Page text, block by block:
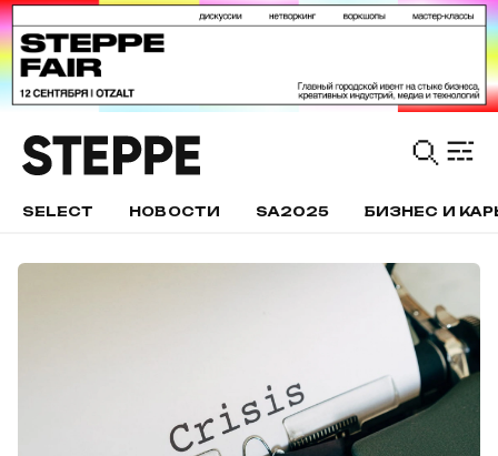
SELECT НОВОСТИ SA2025 БИЗНЕС И